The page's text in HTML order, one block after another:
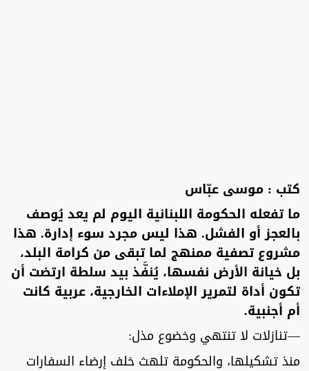
كتب : موسى عبّاس
ما تفعله الحكومة اللبنانية اليوم لم يعد يُوصف
بالعجز أو الفشل. هذا ليس مجرد سوء إدارة. هذا
مشروع تصفية ممنهج لما تبقى من كرامة البلد،
بل خيانة الأرض نفسها، يُنفَّذ بيد سلطة ارتضت أن
تكون أداة لتمرير الإملاءات الخارجية، عربية كانت
أم أجنبية.
—تنازلات لا تنتهي وخضوع مذل:
منذ تشكيلها، والحكومة تلهث خلف إرضاء السفارات